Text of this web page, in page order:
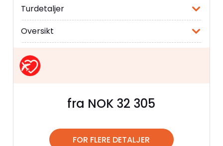
Turdetaljer
Oversikt
fra NOK 32 305
FOR FLERE DETALJER